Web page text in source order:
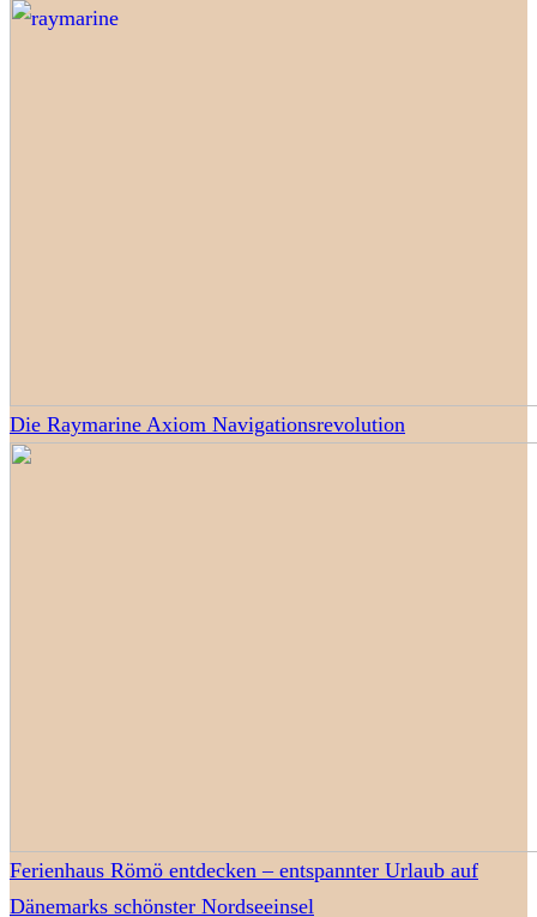
Die Raymarine Axiom Navigationsrevolution
Ferienhaus Römö entdecken – entspannter Urlaub auf
Dänemarks schönster Nordseeinsel